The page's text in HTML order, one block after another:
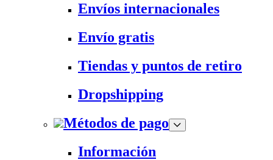
Envíos internacionales
Envío gratis
Tiendas y puntos de retiro
Dropshipping
Métodos de pago
Información